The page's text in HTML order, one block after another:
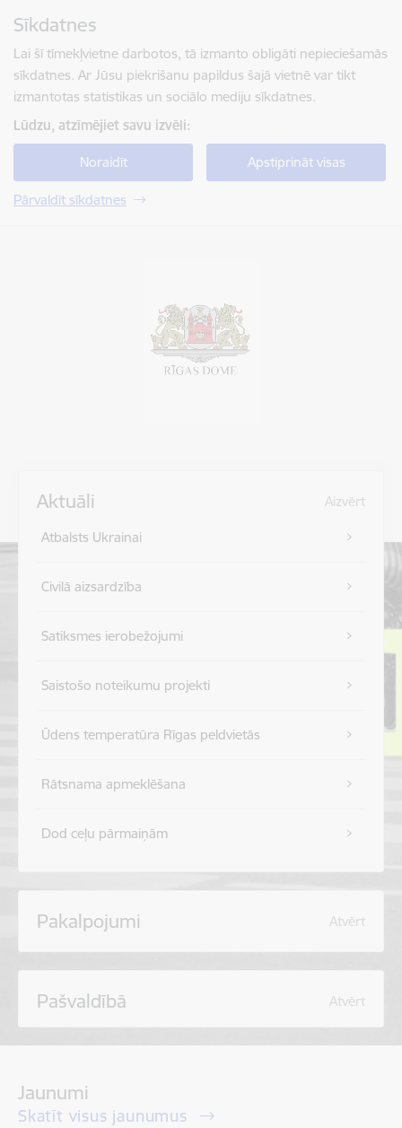
Sīkdatnes
Lai šī tīmekļvietne darbotos, tā izmanto obligāti nepieciešamās
sīkdatnes. Ar Jūsu piekrišanu papildus šajā vietnē var tikt
izmantotas statistikas un sociālo mediju sīkdatnes.
Lūdzu, atzīmējiet savu izvēli:
Noraidīt Apstiprināt visas
Pārvaldīt sīkdatnes
Aktuāli Aizvērt
Atbalsts Ukrainai
Civilā aizsardzība
Satiksmes ierobežojumi
Saistošo noteikumu projekti
Ūdens temperatūra Rīgas peldvietās
Rātsnama apmeklēšana
Dod ceļu pārmaiņām
Pakalpojumi Atvērt
Pašvaldībā Atvērt
Jaunumi
Skatīt visus jaunumus